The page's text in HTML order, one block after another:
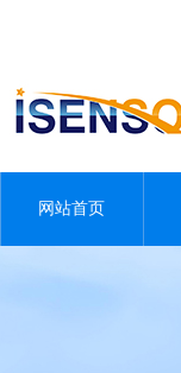
网站首页